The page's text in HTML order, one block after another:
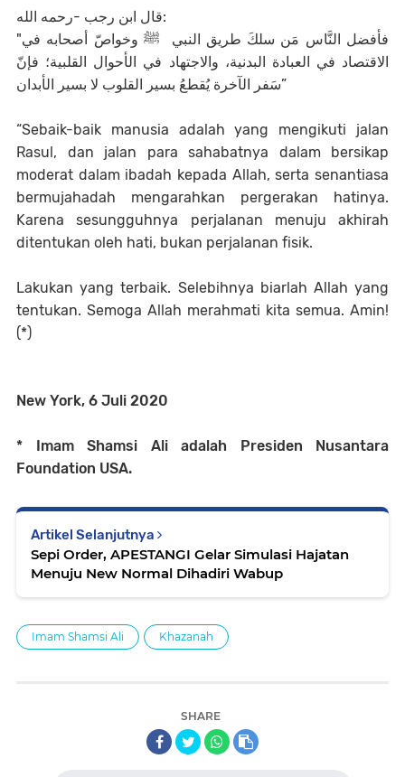
قال ابن رجب -رحمه الله:
"فأفضل النَّاس مَن سلكَ طريق النبي ﷺ وخواصّ أصحابه في
الاقتصاد في العبادة البدنية، والاجتهاد في الأحوال القلبية؛ فإنّ
سَفر الآخرة يُقطعُ بسير القلوب لا بسير الأبدان”
“Sebaik-baik manusia adalah yang mengikuti jalan
Rasul, dan jalan para sahabatnya dalam bersikap
moderat dalam ibadah kepada Allah, serta senantiasa
bermujahadah mengarahkan pergerakan hatinya.
Karena sesungguhnya perjalanan menuju akhirah
ditentukan oleh hati, bukan perjalanan fisik.
Lakukan yang terbaik. Selebihnya biarlah Allah yang
tentukan. Semoga Allah merahmati kita semua. Amin!
(*)
New York, 6 Juli 2020
* Imam Shamsi Ali adalah Presiden Nusantara
Foundation USA.
Artikel Selanjutnya
Sepi Order, APESTANGI Gelar Simulasi Hajatan
Menuju New Normal Dihadiri Wabup
Imam Shamsi Ali Khazanah
SHARE